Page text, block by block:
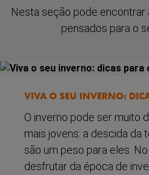
Nesta seção pode
pensados para o
VIVA O SEU INVERNO:
O inverno pode ser muito
mais jovens: a descida da
são um peso para eles.
desfrutar da época de